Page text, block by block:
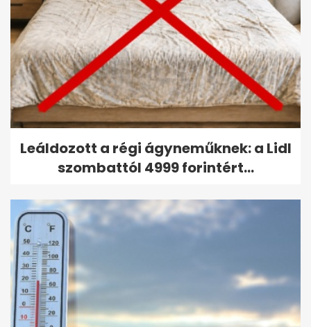
Leáldozott a régi ágyneműknek: a Lidl
szombattól 4999 forintért...